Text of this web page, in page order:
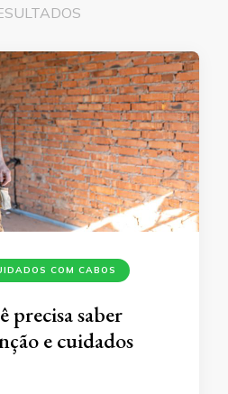
COM CABOS
precisa saber
e cuidados